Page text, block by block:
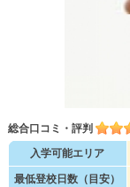
総合口コミ・評判
入学可能エリア
最低登校日数（目安）